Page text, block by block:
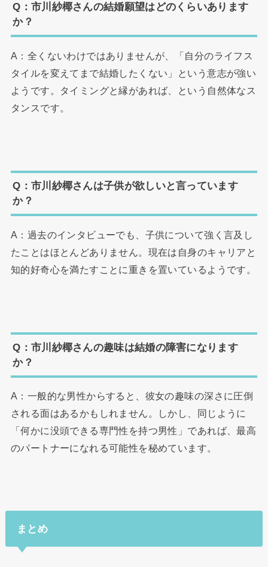
Q：市川紗椰さんの結婚願望はどのくらいあります
か？
A：全くないわけではありませんが、「自分のライフス
タイルを変えてまで結婚したくない」という意志が強い
ようです。タイミングと縁があれば、という自然体なス
タンスです。
Q：市川紗椰さんは子供が欲しいと言っています
か？
A：過去のインタビューでも、子供について強く言及し
たことはほとんどありません。現在は自身のキャリアと
知的好奇心を満たすことに重きを置いているようです。
Q：市川紗椰さんの趣味は結婚の障害になります
か？
A：一般的な男性からすると、彼女の趣味の深さに圧倒
される面はあるかもしれません。しかし、同じように
「何かに没頭できる専門性を持つ男性」であれば、最高
のパートナーになれる可能性を秘めています。
まとめ